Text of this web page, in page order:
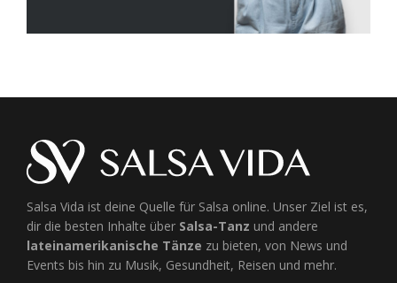
Salsa Vida ist deine Quelle für Salsa online. Unser Ziel ist es,
dir die besten Inhalte über Salsa-Tanz und andere
lateinamerikanische Tänze zu bieten, von News und
Events bis hin zu Musik, Gesundheit, Reisen und mehr.